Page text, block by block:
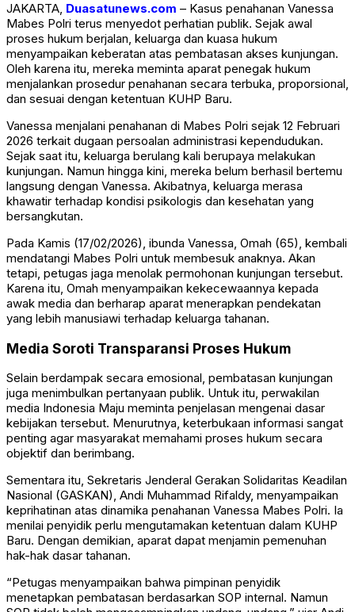
JAKARTA, Duasatunews.com – Kasus penahanan Vanessa
Mabes Polri terus menyedot perhatian publik. Sejak awal
proses hukum berjalan, keluarga dan kuasa hukum
menyampaikan keberatan atas pembatasan akses kunjungan.
Oleh karena itu, mereka meminta aparat penegak hukum
menjalankan prosedur penahanan secara terbuka, proporsional,
dan sesuai dengan ketentuan KUHP Baru.
Vanessa menjalani penahanan di Mabes Polri sejak 12 Februari
2026 terkait dugaan persoalan administrasi kependudukan.
Sejak saat itu, keluarga berulang kali berupaya melakukan
kunjungan. Namun hingga kini, mereka belum berhasil bertemu
langsung dengan Vanessa. Akibatnya, keluarga merasa
khawatir terhadap kondisi psikologis dan kesehatan yang
bersangkutan.
Pada Kamis (17/02/2026), ibunda Vanessa, Omah (65), kembali
mendatangi Mabes Polri untuk membesuk anaknya. Akan
tetapi, petugas jaga menolak permohonan kunjungan tersebut.
Karena itu, Omah menyampaikan kekecewaannya kepada
awak media dan berharap aparat menerapkan pendekatan
yang lebih manusiawi terhadap keluarga tahanan.
Media Soroti Transparansi Proses Hukum
Selain berdampak secara emosional, pembatasan kunjungan
juga menimbulkan pertanyaan publik. Untuk itu, perwakilan
media Indonesia Maju meminta penjelasan mengenai dasar
kebijakan tersebut. Menurutnya, keterbukaan informasi sangat
penting agar masyarakat memahami proses hukum secara
objektif dan berimbang.
Sementara itu, Sekretaris Jenderal Gerakan Solidaritas Keadilan
Nasional (GASKAN), Andi Muhammad Rifaldy, menyampaikan
keprihatinan atas dinamika penahanan Vanessa Mabes Polri. Ia
menilai penyidik perlu mengutamakan ketentuan dalam KUHP
Baru. Dengan demikian, aparat dapat menjamin pemenuhan
hak-hak dasar tahanan.
“Petugas menyampaikan bahwa pimpinan penyidik
menetapkan pembatasan berdasarkan SOP internal. Namun